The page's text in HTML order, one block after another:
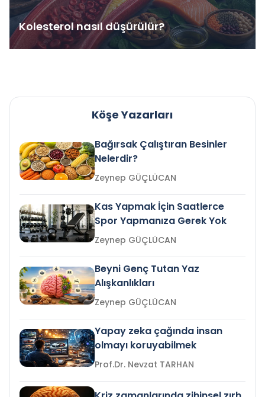
Kolesterol nasıl düşürülür?
Köşe Yazarları
Bağırsak Çalıştıran Besinler
Nelerdir?
Zeynep GÜÇLÜCAN
Kas Yapmak İçin Saatlerce
Spor Yapmanıza Gerek Yok
Zeynep GÜÇLÜCAN
Beyni Genç Tutan Yaz
Alışkanlıkları
Zeynep GÜÇLÜCAN
Yapay zeka çağında insan
olmayı koruyabilmek
Prof.Dr. Nevzat TARHAN